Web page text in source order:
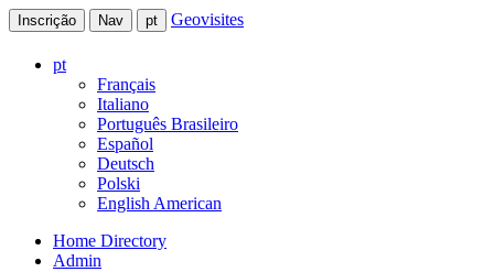
Inscrição Nav pt Geovisites
pt
Français
Italiano
Português Brasileiro
Español
Deutsch
Polski
English American
Home Directory
Admin